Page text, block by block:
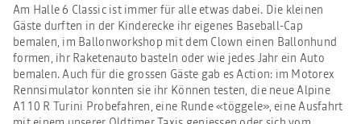
Am Halle 6 Classic ist immer für alle etwas dabei. Die kleinen
Gäste durften in der Kinderecke ihr eigenes Baseball-Cap
bemalen, im Ballonworkshop mit dem Clown einen Ballonhund
formen, ihr Raketenauto basteln oder wie jedes Jahr ein Auto
bemalen. Auch für die grossen Gäste gab es Action: im Motorex
Rennsimulator konnten sie ihr Können testen, die neue Alpine
A110 R Turini Probefahren, eine Runde «töggele», eine Ausfahrt